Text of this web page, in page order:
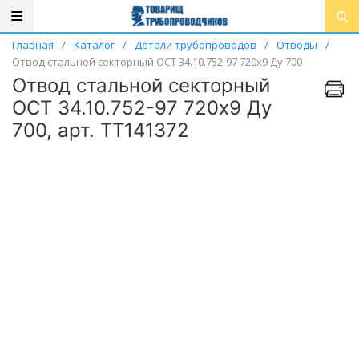
Главная / Каталог / Детали трубопроводов / Отводы
/
Отвод стальной секторный ОСТ 34.10.752-97 720х9 Ду 700
Отвод стальной секторный
ОСТ 34.10.752-97 720х9 Ду
700, арт. ТТ141372